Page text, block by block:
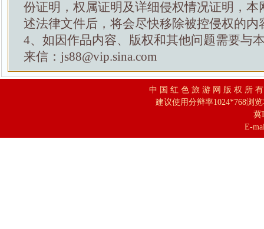
份证明，权属证明及详细侵权情况证明，本
述法律文件后，将会尽快移除被控侵权的内
4、如因作品内容、版权和其他问题需要与
来信：js88@vip.sina.com
中 国 红 色 旅 游 网 版 权 所
建议使用分辩率1024*768浏
冀
E-